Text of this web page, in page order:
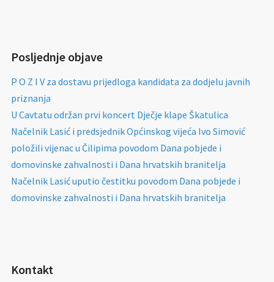
Posljednje objave
P O Z I V za dostavu prijedloga kandidata za dodjelu javnih
priznanja
U Cavtatu održan prvi koncert Dječje klape Škatulica
Načelnik Lasić i predsjednik Općinskog vijeća Ivo Simović
položili vijenac u Čilipima povodom Dana pobjede i
domovinske zahvalnosti i Dana hrvatskih branitelja
Načelnik Lasić uputio čestitku povodom Dana pobjede i
domovinske zahvalnosti i Dana hrvatskih branitelja
Kontakt